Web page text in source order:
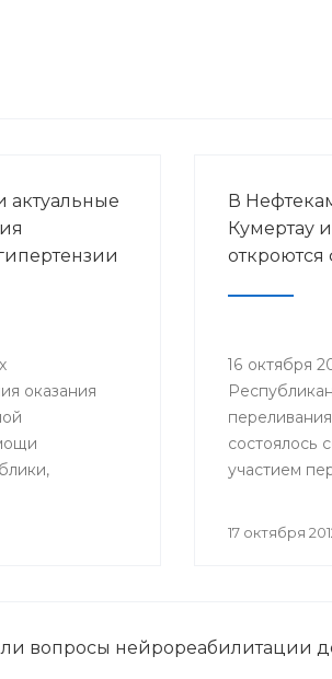
актуальные
оказания
и
В
Кумертау
16 октября
состоялось
участием
Александра
главных
17 октября
вопросы нейрореабилитации